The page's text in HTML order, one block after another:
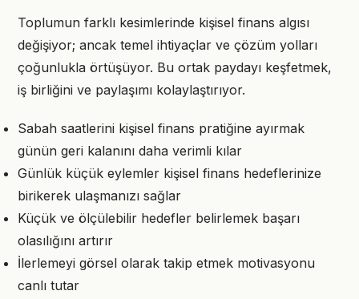
Toplumun farklı kesimlerinde kişisel finans algısı
değişiyor; ancak temel ihtiyaçlar ve çözüm yolları
çoğunlukla örtüşüyor. Bu ortak paydayı keşfetmek,
iş birliğini ve paylaşımı kolaylaştırıyor.
Sabah saatlerini kişisel finans pratiğine ayırmak
günün geri kalanını daha verimli kılar
Günlük küçük eylemler kişisel finans hedeflerinize
birikerek ulaşmanızı sağlar
Küçük ve ölçülebilir hedefler belirlemek başarı
olasılığını artırır
İlerlemeyi görsel olarak takip etmek motivasyonu
canlı tutar